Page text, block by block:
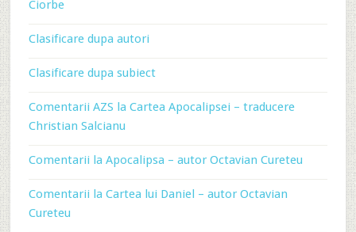
Ciorbe
Clasificare dupa autori
Clasificare dupa subiect
Comentarii AZS la Cartea Apocalipsei – traducere
Christian Salcianu
Comentarii la Apocalipsa – autor Octavian Cureteu
Comentarii la Cartea lui Daniel – autor Octavian
Cureteu